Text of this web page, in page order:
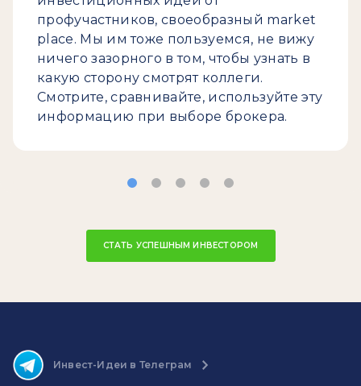
профучастников, своеобразный market
place. Мы им тоже пользуемся, не вижу
ничего зазорного в том, чтобы узнать в
какую сторону смотрят коллеги.
Смотрите, сравнивайте, используйте эту
информацию при выборе брокера.
СТАТЬ УСПЕШНЫМ ИНВЕСТОРОМ
Инвест-Идеи в Телеграм